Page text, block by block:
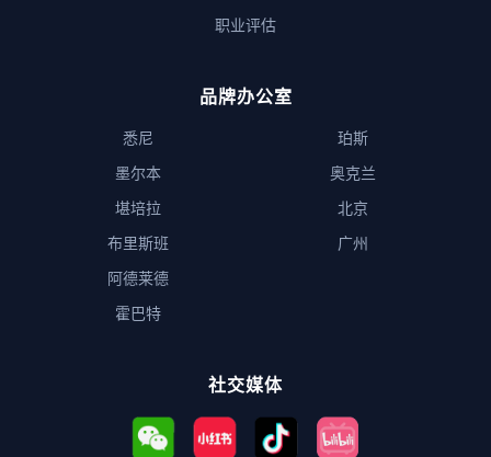
职业评估
品牌办公室
悉尼
墨尔本
堪培拉
布里斯班
阿德莱德
霍巴特
珀斯
奥克兰
北京
广州
社交媒体